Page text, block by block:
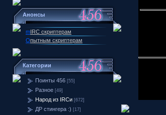
Анонсы
mIRC скриптерам
Опытным скриптерам
Категории
Поинты 456 [55]
Разное [49]
Народ из IRCи [672]
ДР стингера :) [17]